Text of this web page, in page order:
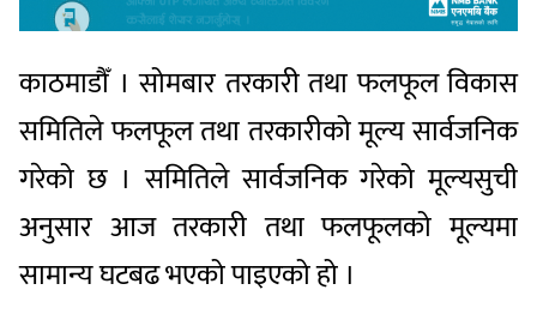
काठमाडौँ । सोमबार तरकारी तथा फलफूल विकास
समितिले फलफूल तथा तरकारीको मूल्य सार्वजनिक
गरेको छ । समितिले सार्वजनिक गरेको मूल्यसुची
अनुसार आज तरकारी तथा फलफूलको मूल्यमा
सामान्य घटबढ भएको पाइएको हो ।